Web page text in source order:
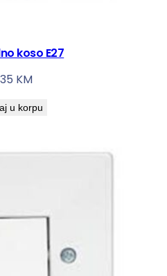
koso E27
KM
u korpu